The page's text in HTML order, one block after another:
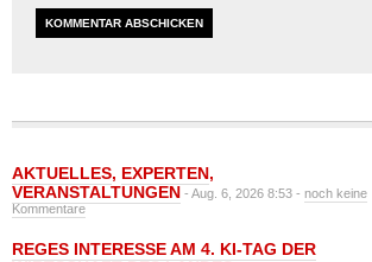
AKTUELLES, EXPERTEN,
VERANSTALTUNGEN - Aug. 6, 2026 8:53 - noch keine
Kommentare
REGES INTERESSE AM 4. KI-TAG DER